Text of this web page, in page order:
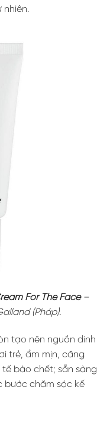
nhiên.
For The Face–
(Pháp).
tạo nên nguồn dinh
trẻ, ẩm mịn, căng
bào chết; sẵn sàng
bước chăm sóc kế